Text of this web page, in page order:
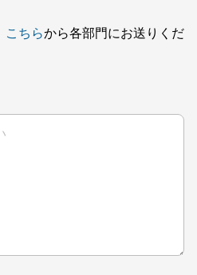
こちらから各部門にお送りくだ